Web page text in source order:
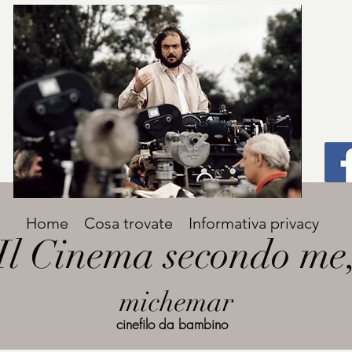
Titolo
grande
Avenir Light una delle font preferite dai
designer. Facile da leggere, viene
utilizzata per titoli e paragrafi.
Cinema secondo
michemar
Home Cosa trovate Informativa privacy
cinefilo da bambino